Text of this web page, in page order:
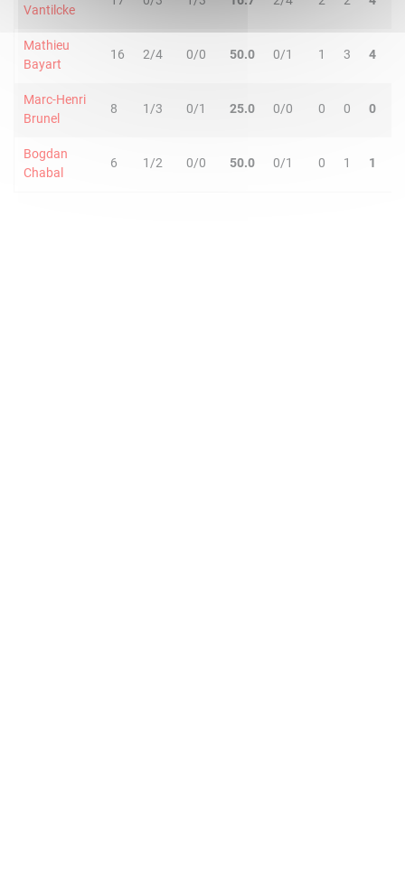
Vantilcke
Mathieu
Bayart
16 2/4 0/0 50.0 0/1 1 3 4
Marc-Henri
Brunel
8 1/3 0/1 25.0 0/0 0 0 0
Bogdan
Chabal
6 1/2 0/0 50.0 0/1 0 1 1